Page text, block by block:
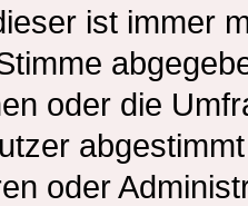
ist immer
oder die
oder